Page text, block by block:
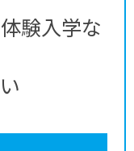
験入学な